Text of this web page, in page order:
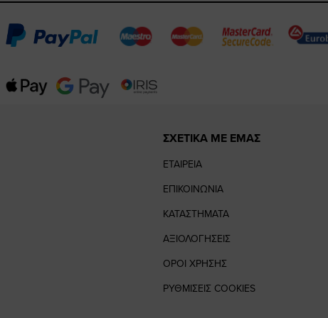
ΣΧΕΤΙΚΑ ΜΕ ΕΜΑΣ
ΕΤΑΙΡΕΙΑ
ΕΠΙΚΟΙΝΩΝΙΑ
ΚΑΤΑΣΤΗΜΑΤΑ
ΑΞΙΟΛΟΓΗΣΕΙΣ
ΟΡΟΙ ΧΡΗΣΗΣ
ΡΥΘΜΙΣΕΙΣ COOKIES